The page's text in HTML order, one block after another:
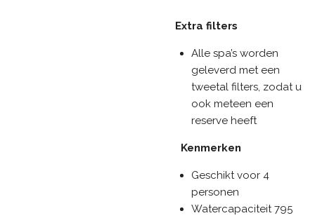
Extra filters
Alle spa’s worden
geleverd met een
tweetal filters, zodat u
ook meteen een
reserve heeft
Kenmerken
Geschikt voor 4
personen
Watercapaciteit 795